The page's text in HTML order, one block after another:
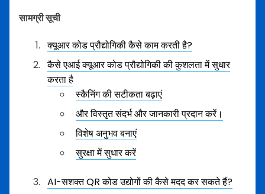
सामग्री सूची
क्यूआर कोड प्रौद्योगिकी कैसे काम करती है?
कैसे एआई क्यूआर कोड प्रौद्योगिकी की कुशलता में सुधार
करता है
स्कैनिंग की सटीकता बढ़ाएं
और विस्तृत संदर्भ और जानकारी प्रदान करें।
विशेष अनुभव बनाएं
सुरक्षा में सुधार करें
AI-सशक्त QR कोड उद्योगों की कैसे मदद कर सकते हैं?